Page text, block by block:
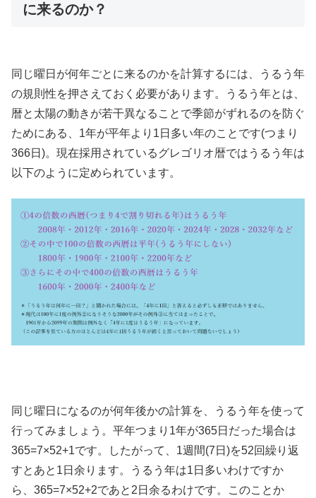
に来るのか？
同じ曜日が何年ごとに来るのかを計算するには、うるう年
の規則性を押さえておく必要があります。うるう年とは、
暦と太陽の動きが若干異なることで季節がずれるのを防ぐ
ためにある、1年が平年より1日多い年のことです(つまり
366日)。現在採用されているグレゴリオ暦ではうるう年は
以下のように定められています。
同じ曜日になるのが何年後かの計算を、うるう年を使って
行ってみましょう。平年つまり1年が365日だった場合は
365=7×52+1です。したがって、1週間(7日)を52回繰り返
すとあと1日余ります。うるう年は1日多いわけですか
ら、365=7×52+2であと2日余るわけです。このことか